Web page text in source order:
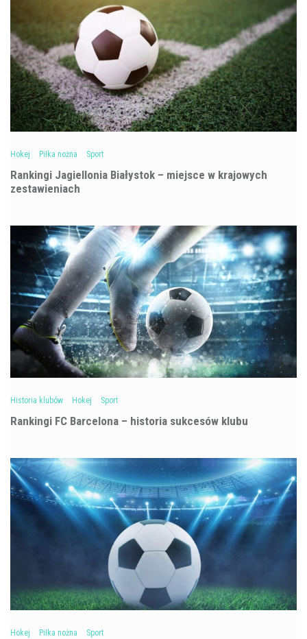
Hokej Piłka nożna Sport
Rankingi Jagiellonia Białystok – miejsce w krajowych
zestawieniach
Historia klubów Hokej Sport
Rankingi FC Barcelona – historia sukcesów klubu
Hokej Piłka nożna Sport